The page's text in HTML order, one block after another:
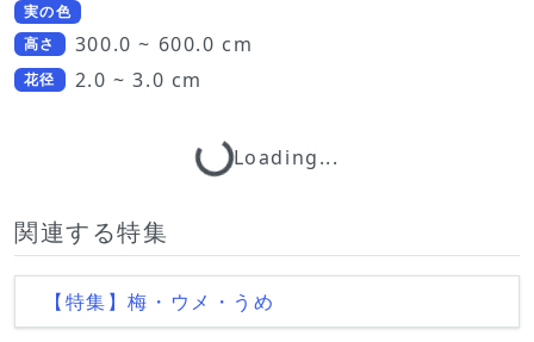
実の色
高さ
300.0 ~ 600.0 cm
花径 2.0 ~ 3.0 cm
Loading...Loading...
関連する特集
【特集】梅・ウメ・うめ